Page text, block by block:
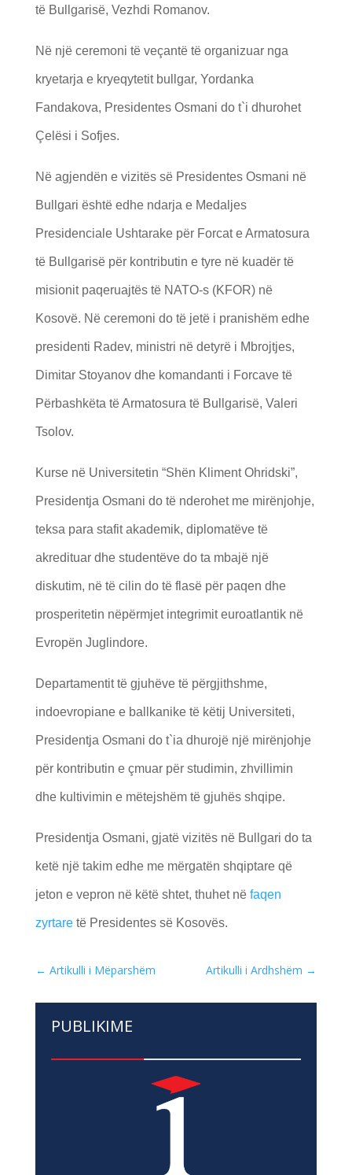
të Bullgarisë, Vezhdi Romanov.
Në një ceremoni të veçantë të organizuar nga
kryetarja e kryeqytetit bullgar, Yordanka
Fandakova, Presidentes Osmani do t`i dhurohet
Çelësi i Sofjes.
Në agjendën e vizitës së Presidentes Osmani në
Bullgari është edhe ndarja e Medaljes
Presidenciale Ushtarake për Forcat e Armatosura
të Bullgarisë për kontributin e tyre në kuadër të
misionit paqeruajtës të NATO-s (KFOR) në
Kosovë. Në ceremoni do të jetë i pranishëm edhe
presidenti Radev, ministri në detyrë i Mbrojtjes,
Dimitar Stoyanov dhe komandanti i Forcave të
Përbashkëta të Armatosura të Bullgarisë, Valeri
Tsolov.
Kurse në Universitetin “Shën Kliment Ohridski”,
Presidentja Osmani do të nderohet me mirënjohje,
teksa para stafit akademik, diplomatëve të
akredituar dhe studentëve do ta mbajë një
diskutim, në të cilin do të flasë për paqen dhe
prosperitetin nëpërmjet integrimit euroatlantik në
Evropën Juglindore.
Departamentit të gjuhëve të përgjithshme,
indoevropiane e ballkanike të këtij Universiteti,
Presidentja Osmani do t`ia dhurojë një mirënjohje
për kontributin e çmuar për studimin, zhvillimin
dhe kultivimin e mëtejshëm të gjuhës shqipe.
Presidentja Osmani, gjatë vizitës në Bullgari do ta
ketë një takim edhe me mërgatën shqiptare që
jeton e vepron në këtë shtet, thuhet në faqen
zyrtaretë Presidentes së Kosovës.
← Artikulli i Mëparshëm Artikulli i Ardhshëm →
PUBLIKIME